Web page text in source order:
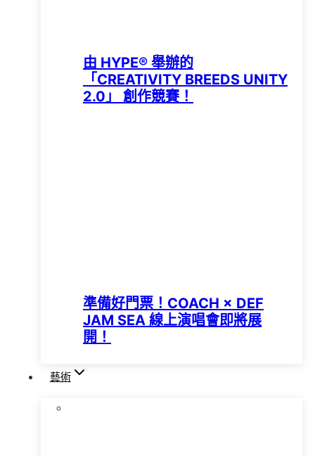
由 HYPE®️ 舉辦的
「CREATIVITY BREEDS UNITY
2.0」 創作競賽！
準備好門票！COACH × DEF
JAM SEA 線上演唱會即將展
開！
藝術